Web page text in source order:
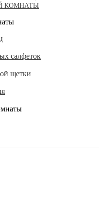
КОМНАТЫ
салфеток
щетки